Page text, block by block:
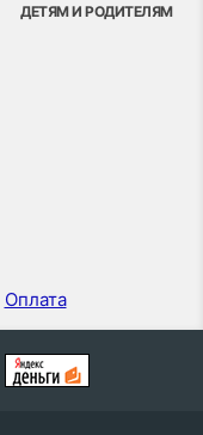
ДЕТЯМ И РОДИТЕЛЯМ
Оплата